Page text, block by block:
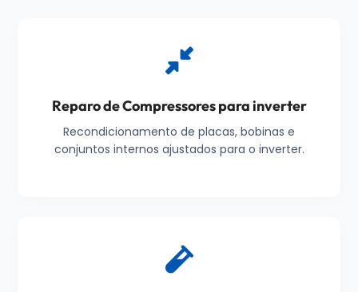
Reparo de Compressores para inverter
Recondicionamento de placas, bobinas e
conjuntos internos ajustados para o inverter.